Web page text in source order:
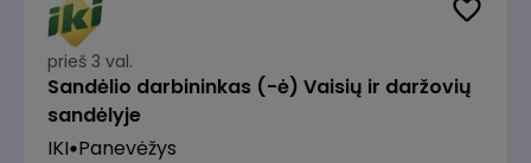
prieš 3 val.
Sandėlio darbininkas (-ė) Vaisių ir daržovių
sandėlyje
IKI Panevėžys